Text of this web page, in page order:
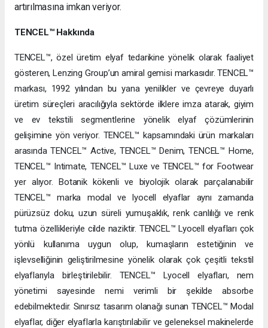
artırılmasına imkan veriyor.
TENCEL™ Hakkında
TENCEL™, özel üretim elyaf tedarikine yönelik olarak faaliyet
gösteren, Lenzing Group’un amiral gemisi markasıdır. TENCEL™
markası, 1992 yılından bu yana yenilikler ve çevreye duyarlı
üretim süreçleri aracılığıyla sektörde ilklere imza atarak, giyim
ve ev tekstili segmentlerine yönelik elyaf çözümlerinin
gelişimine yön veriyor. TENCEL™ kapsamındaki ürün markaları
arasında TENCEL™ Active, TENCEL™ Denim, TENCEL™ Home,
TENCEL™ Intimate, TENCEL™ Luxe ve TENCEL™ for Footwear
yer alıyor. Botanik kökenli ve biyolojik olarak parçalanabilir
TENCEL™ marka modal ve lyocell elyaflar aynı zamanda
pürüzsüz doku, uzun süreli yumuşaklık, renk canlılığı ve renk
tutma özellikleriyle cilde naziktir. TENCEL™ Lyocell elyafları çok
yönlü kullanıma uygun olup, kumaşların estetiğinin ve
işlevselliğinin geliştirilmesine yönelik olarak çok çeşitli tekstil
elyaflarıyla birleştirilebilir. TENCEL™ Lyocell elyafları, nem
yönetimi sayesinde nemi verimli bir şekilde absorbe
edebilmektedir. Sınırsız tasarım olanağı sunan TENCEL™ Modal
elyaflar, diğer elyaflarla karıştırılabilir ve geleneksel makinelerde